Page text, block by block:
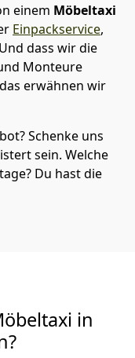
einem Möbeltaxi
Einpackservice,
dass wir die
Monteure
erwähnen wir
Schenke uns
sein. Welche
Du hast die
in